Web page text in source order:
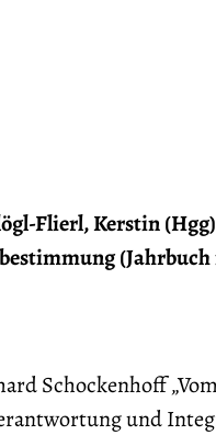
Flierl, Kerstin
Schockenhoff
und